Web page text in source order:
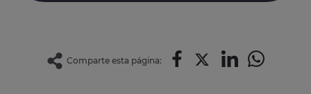
Comparte esta página: